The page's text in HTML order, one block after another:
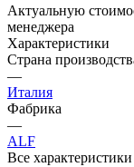
Актуальную
менеджера
Характеристики
Страна
—
Италия
Фабрика
—
ALF
Все характеристики